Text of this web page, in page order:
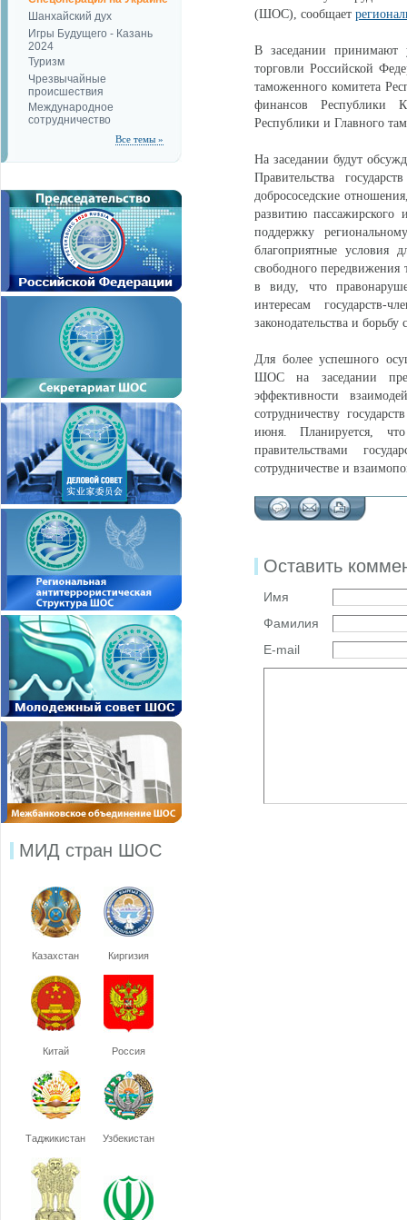
Шанхайский дух
Игры Будущего - Казань
2024
Туризм
Чрезвычайные
происшествия
Международное
сотрудничество
Все темы »
МИД стран ШОС
Казахстан Киргизия
Китай Россия
Таджикистан Узбекистан
(ШОС), сообщает
В заседании принимают
торговли Российской
таможенного комитета
финансов Республики
Республики и Главного
На заседании будут
Правительства
добрососедские
развитию
поддержку
благоприятные условия
свободного
в виду, что
интересам
законодательства и
Для более успешного
ШОС на заседании
эффективности
сотрудничеству
июня. Планируется,
правительствами
сотрудничестве и
Оставить
Имя
Фамилия
E-mail